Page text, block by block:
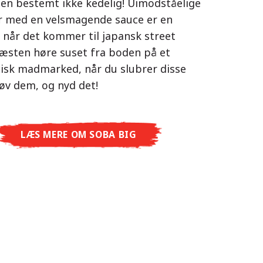
ét mål: ægte ramen i
– uden restauranten.
Premium oplever du japansk
nyt niveau: frisk og aromatisk med
og fyldig med Spicy Miso eller
derhjemme!
bestemt ikke kedelig! Uimodståelige
en velsmagende sauce er en
det kommer til japansk street
høre suset fra boden på et
madmarked, når du slubrer disse
dem, og nyd det!
LÆS MERE OM SOBA BIG
som det thailandske køkken. Den
kyllingesmag kombineret med duften
giver dig en autentisk asiatisk